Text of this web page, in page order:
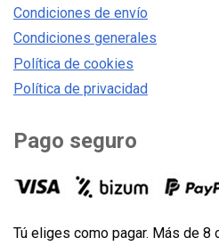
Condiciones de envío
Condiciones generales
Política de cookies
Política de privacidad
Pago seguro
Tú eliges como pagar. Más de 8